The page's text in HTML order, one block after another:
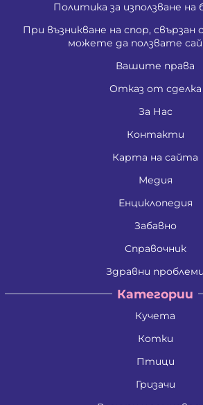
Политика за използване на
При възникване на спор, свързан
можете да ползвате
Вашите права
Отказ от сделка
За Нас
Контакти
Карта на сайта
Медия
Енциклопедия
Забавно
Справочник
Здравни проблеми
Категории
Кучета
Котки
Птици
Гризачи